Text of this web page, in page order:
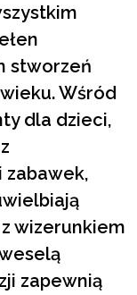
stworzeń
Wśród
dla dzieci,
wizerunkiem
zapewnią